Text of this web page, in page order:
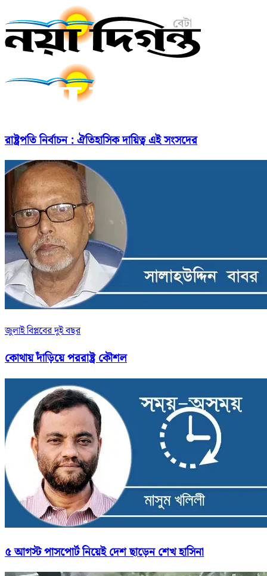
রাষ্ট্রপতি নির্বাচন : ঐতিহাসিক দায়িত্ব এই সংসদের
জুলাই বিপ্লবের দুই বছর
কোথায় দাঁড়িয়ে পররাষ্ট্র কৌশল
৫ আগস্ট পাসপোর্ট নিয়েই দেশ ছাড়েন শেখ হাসিনা